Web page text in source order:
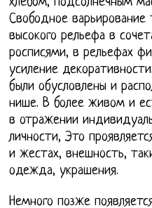
Свободное варьирование
высокого рельефа в
росписями, в рельефах
усиление
были обусловлены и
нише. В более живом и
в отражении
личности, Это
и жестах, внешность,
одежда, украшения.
Немного позже